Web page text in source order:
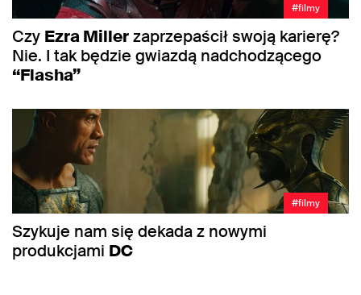
#filmy
Czy Ezra Millerzaprzepaścił swoją karierę?
Nie. I tak będzie gwiazdą nadchodzącego
“Flasha”
#filmy
Szykuje nam się dekada z nowymi
produkcjami DC